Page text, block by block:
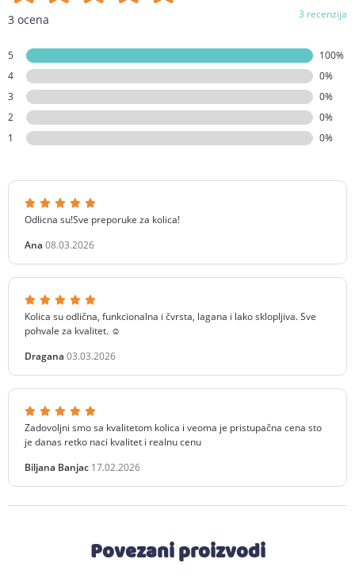
3 ocena 3 recenzija
5
100%
4
0%
3
0%
2
0%
1
0%
Odlicna su!Sve preporuke za kolica!
Ana 08.03.2026
Kolica su odlična, funkcionalna i čvrsta, lagana i lako sklopljiva. Sve
pohvale za kvalitet. ☺️
Dragana 03.03.2026
Zadovoljni smo sa kvalitetom kolica i veoma je pristupačna cena sto
je danas retko naci kvalitet i realnu cenu
Biljana Banjac 17.02.2026
Povezani proizvodi